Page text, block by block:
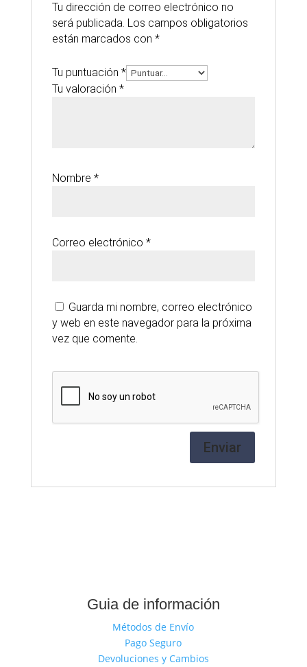
Tu dirección de correo electrónico no
será publicada. Los campos obligatorios
están marcados con *
Tu puntuación *
Tu valoración *
Nombre *
Correo electrónico *
Guarda mi nombre, correo electrónico
y web en este navegador para la próxima
vez que comente.
Guia de información
Métodos de Envío
Pago Seguro
Devoluciones y Cambios